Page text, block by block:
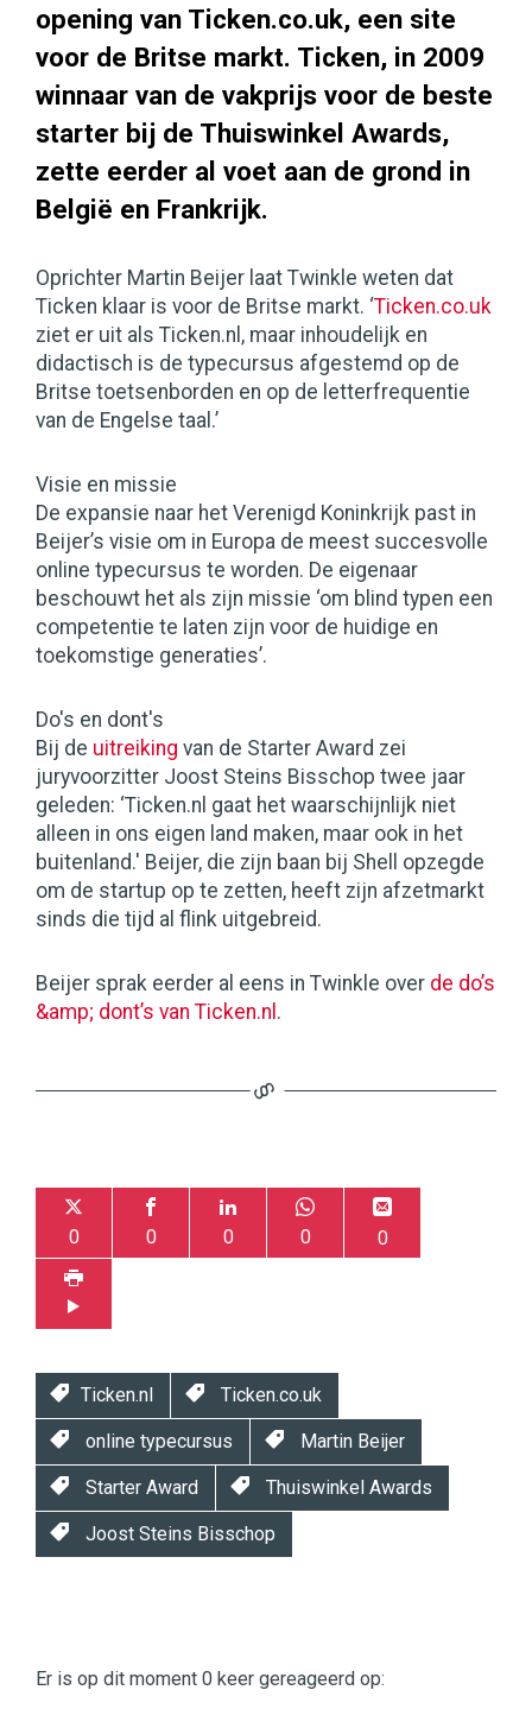
opening van Ticken.co.uk, een site
voor de Britse markt. Ticken, in 2009
winnaar van de vakprijs voor de beste
starter bij de Thuiswinkel Awards,
zette eerder al voet aan de grond in
België en Frankrijk.
Oprichter Martin Beijer laat Twinkle weten dat
Ticken klaar is voor de Britse markt. ‘Ticken.co.uk
ziet er uit als Ticken.nl, maar inhoudelijk en
didactisch is de typecursus afgestemd op de
Britse toetsenborden en op de letterfrequentie
van de Engelse taal.’
Visie en missie
De expansie naar het Verenigd Koninkrijk past in
Beijer’s visie om in Europa de meest succesvolle
online typecursus te worden. De eigenaar
beschouwt het als zijn missie ‘om blind typen een
competentie te laten zijn voor de huidige en
toekomstige generaties’.
Do's en dont's
Bij de uitreiking van de Starter Award zei
juryvoorzitter Joost Steins Bisschop twee jaar
geleden: ‘Ticken.nl gaat het waarschijnlijk niet
alleen in ons eigen land maken, maar ook in het
buitenland.' Beijer, die zijn baan bij Shell opzegde
om de startup op te zetten, heeft zijn afzetmarkt
sinds die tijd al flink uitgebreid.
Beijer sprak eerder al eens in Twinkle over de do’s
&amp; dont’s van Ticken.nl .
0 0 0 0 0
Ticken.nl Ticken.co.uk
online typecursus Martin Beijer
Starter Award Thuiswinkel Awards
Joost Steins Bisschop
|
Digital
Er is op dit moment 0 keer gereageerd op: